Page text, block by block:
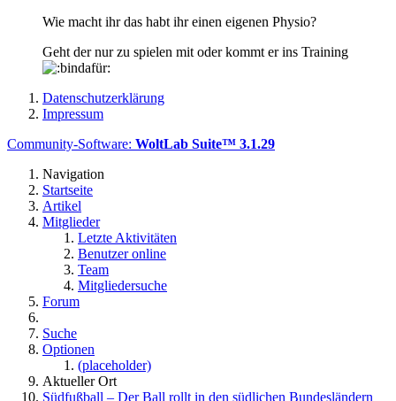
Wie macht ihr das habt ihr einen eigenen Physio?
Geht der nur zu spielen mit oder kommt er ins Training
Datenschutzerklärung
Impressum
Community-Software: WoltLab Suite™ 3.1.29
Navigation
Startseite
Artikel
Mitglieder
Letzte Aktivitäten
Benutzer online
Team
Mitgliedersuche
Forum
Suche
Optionen
(placeholder)
Aktueller Ort
Südfußball – Der Ball rollt in den südlichen Bundesländern